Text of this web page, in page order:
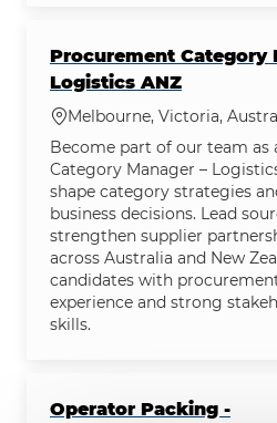
Procurement Category
Logistics ANZ
Emplacement
Melbourne, Victoria,
Become part of our team as
Category Manager –
shape category strategies
business decisions. Lead
strengthen supplier
across Australia and New
candidates with
experience and strong
skills.
Operator Packing -